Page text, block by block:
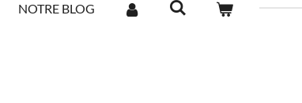
NOTRE BLOG